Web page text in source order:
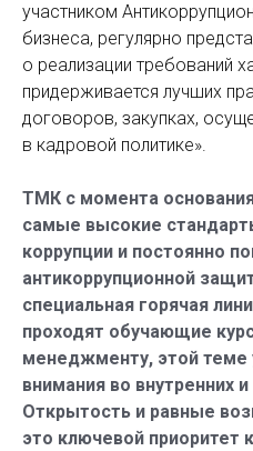
участником
бизнеса, регулярно
о реализации требований
придерживается лучших
договоров, закупках,
в кадровой политике».
ТМК с момента
самые высокие
коррупции и постоянно
антикоррупционной
специальная горячая
проходят обучающие
менеджменту, этой теме
внимания во внутренних
Открытость и равные
это ключевой приоритет